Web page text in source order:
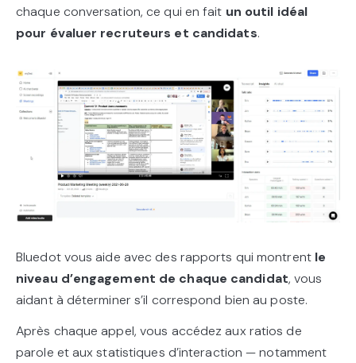
chaque conversation, ce qui en fait un outil idéal
pour évaluer recruteurs et candidats.
Bluedot vous aide avec des rapports qui montrent le
niveau d’engagement de chaque candidat, vous
aidant à déterminer s’il correspond bien au poste.
Après chaque appel, vous accédez aux ratios de
parole et aux statistiques d’interaction — notamment